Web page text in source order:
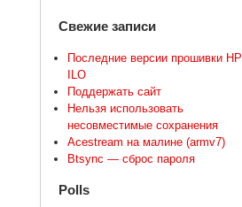
Свежие записи
Последние версии прошивки HP
ILO
Поддержать сайт
Нельзя использовать
несовместимые сохранения
Acestream на малине (armv7)
Btsync — сброс пароля
Polls